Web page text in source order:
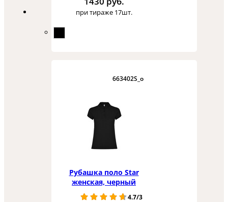
при тираже 17шт.
663402S_o
Рубашка поло Star
женская, черный
4.7/3